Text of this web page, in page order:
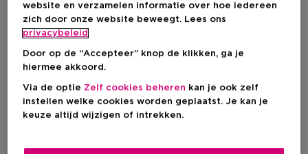
BURBERRY
Parfum Lichaam
website en verzamelen informatie over hoe iedereen
zich door onze website beweegt. Lees ons
privacybeleid
Door op de “Accepteer” knop de klikken, ga je
hiermee akkoord.
Via de optie Zelf cookies beheren kan je ook zelf
instellen welke cookies worden geplaatst. Je kan je
keuze altijd wijzigen of intrekken.